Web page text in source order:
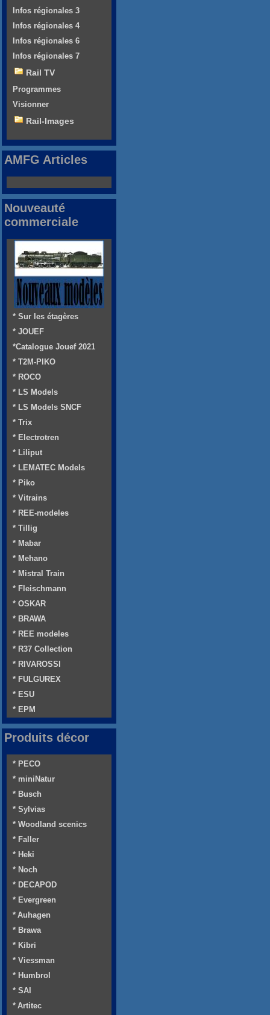
Infos régionales 3
Infos régionales 4
Infos régionales 6
Infos régionales 7
Rail TV
Programmes
Visionner
Rail-Images
AMFG Articles
Nouveauté
commerciale
* Sur les étagères
* JOUEF
*Catalogue Jouef 2021
* T2M-PIKO
* ROCO
* LS Models
* LS Models SNCF
* Trix
* Electrotren
* Liliput
* LEMATEC Models
* Piko
* Vitrains
* REE-modeles
* Tillig
* Mabar
* Mehano
* Mistral Train
* Fleischmann
* OSKAR
* BRAWA
* REE modeles
* R37 Collection
* RIVAROSSI
* FULGUREX
* ESU
* EPM
Produits décor
* PECO
* miniNatur
* Busch
* Sylvias
* Woodland scenics
* Faller
* Heki
* Noch
* DECAPOD
* Evergreen
* Auhagen
* Brawa
* Kibri
* Viessman
* Humbrol
* SAI
* Artitec